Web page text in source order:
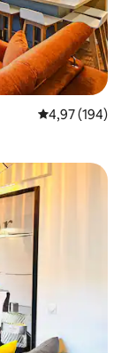
4,97 af 5 í
4,97 (194)